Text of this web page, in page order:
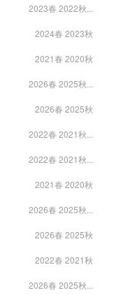
2023春 2022秋...
2024春 2023秋
2021春 2020秋
2026春 2025秋...
2026春 2025秋
2022春 2021秋...
2022春 2021秋...
2021春 2020秋
2026春 2025秋...
2026春 2025秋
2022春 2021秋
2026春 2025秋...